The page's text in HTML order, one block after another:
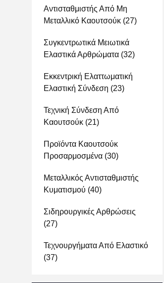
Αντισταθμιστής Από Μη
Μεταλλικό Καουτσούκ (27)
Συγκεντρωτικά Μειωτικά
Ελαστικά Αρθρώματα (32)
Εκκεντρική Ελαττωματική
Ελαστική Σύνδεση (23)
Τεχνική Σύνδεση Από
Καουτσούκ (21)
Προϊόντα Καουτσούκ
Προσαρμοσμένα (30)
Μεταλλικός Αντισταθμιστής
Κυματισμού (40)
Σιδηρουργικές Αρθρώσεις
(27)
Τεχνουργήματα Από Ελαστικό
(37)